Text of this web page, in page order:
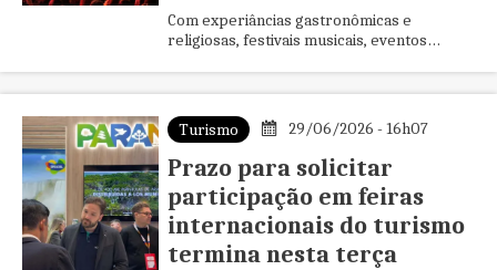
Com experiâncias gastronômicas e
religiosas, festivais musicais, eventos
Turismo 29/06/2026 - 16h07
Prazo para solicitar
participação em feiras
internacionais do turismo
termina nesta terça